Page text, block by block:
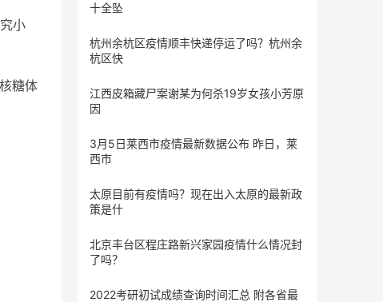
小
糖体
十全坠
杭州余杭区疫情顺丰快递停运了吗？杭州余
杭区快
江西皮箱藏尸案谢某为何杀19岁女孩小芳原
因
3月5日莱西市疫情最新数据公布 昨日，莱
西市
太原目前有疫情吗？现在出入太原的最新政
策是什
北京丰台区程庄路新兴家园疫情什么情况封
了吗？
2022考研初试成绩查询时间汇总 附各省最